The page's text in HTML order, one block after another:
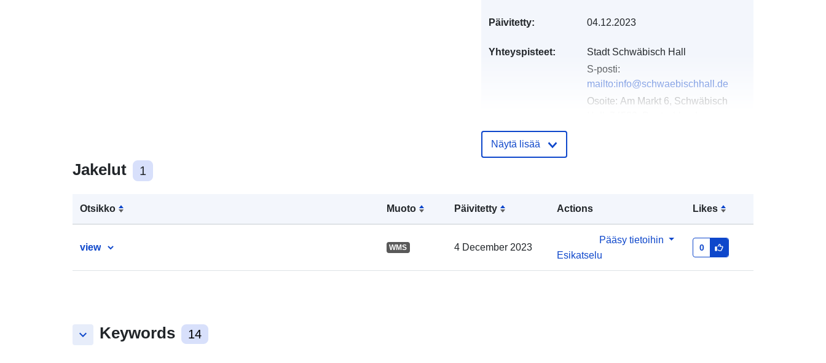
Jakelut 1
Otsikko Muoto Päivitetty Actions Likes
view WMS 4 December 2023
Pääsy tietoihin
Esikatselu
0
keyboard_arrow_down Keywords 14
Päivitetty: 04.12.2023
Yhteyspisteet:
Stadt Schwäbisch Hall
S-posti:
mailto:info@schwaebischhall.de
Osoite: Am Markt 6, Schwäbisch
Päivitetty data.europa.eu: 25 July
2026
Koordinaatit:
49.1062725 ], [ 9.7299335,
Näytä lisää